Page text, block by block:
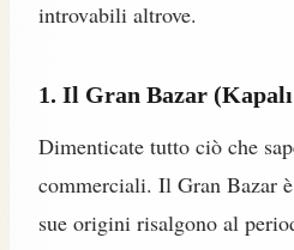
introvabili altrove.
1. Il Gran Bazar (Kapalı
Dimenticate tutto ciò che
commerciali. Il Gran Bazar
sue origini risalgono al